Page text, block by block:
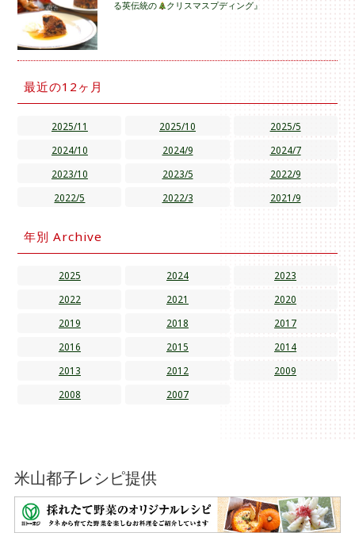
る英伝統の
クリスマスプディング』
最近の12ヶ月
2025/11 2025/10
2025/5
2024/10
2024/9
2024/7
2023/10
2023/5
2022/9
2022/5
2022/3 2021/9
年別 Archive
2025 2024
2023
2022
2021
2020
2019
2018
2017
2016
2015
2014
2013
2012
2009
2008
2007
米山都子レシピ提供